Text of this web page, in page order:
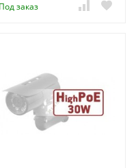
Под заказ